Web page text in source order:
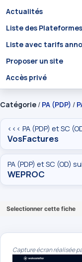
Actualités
Liste des
Liste avec tarifs
Proposer un site
Accès privé
Catégorie / PA (PDP) /
<<< PA (PDP) et SC
VosFactures
PA (PDP) et SC (OD)
WEPROC
Selectionner cette fiche
Capture écran réalisée